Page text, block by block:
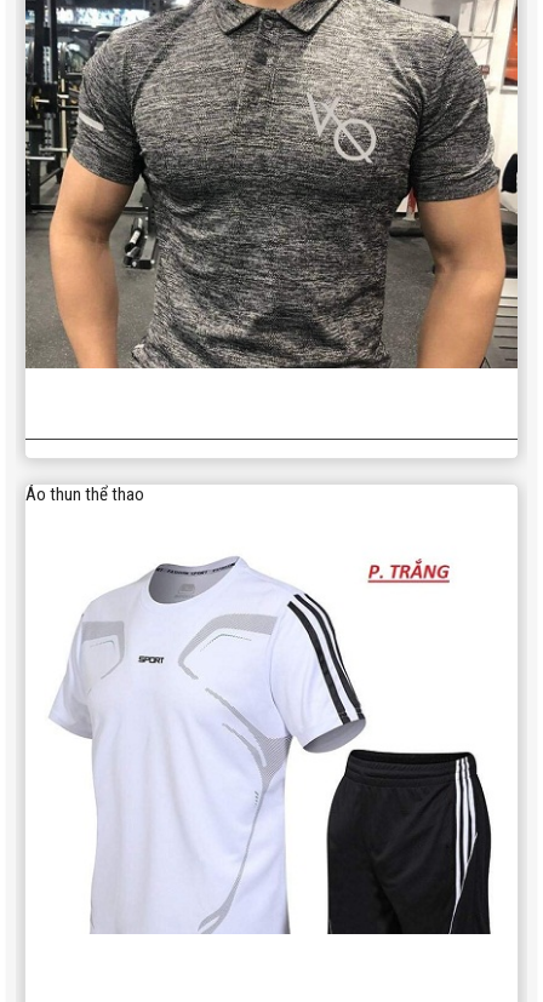
Áo thun thể thao